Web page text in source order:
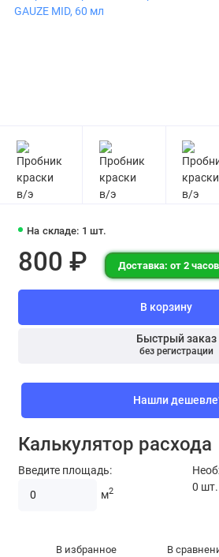
На складе: 1 шт.
800 ₽ Доставка: от 2
В корзину
Быстрый заказ
без регистрации
Нашли
Калькулятор расхода
Введите площадь:
м2
0 шт.
В избранное В